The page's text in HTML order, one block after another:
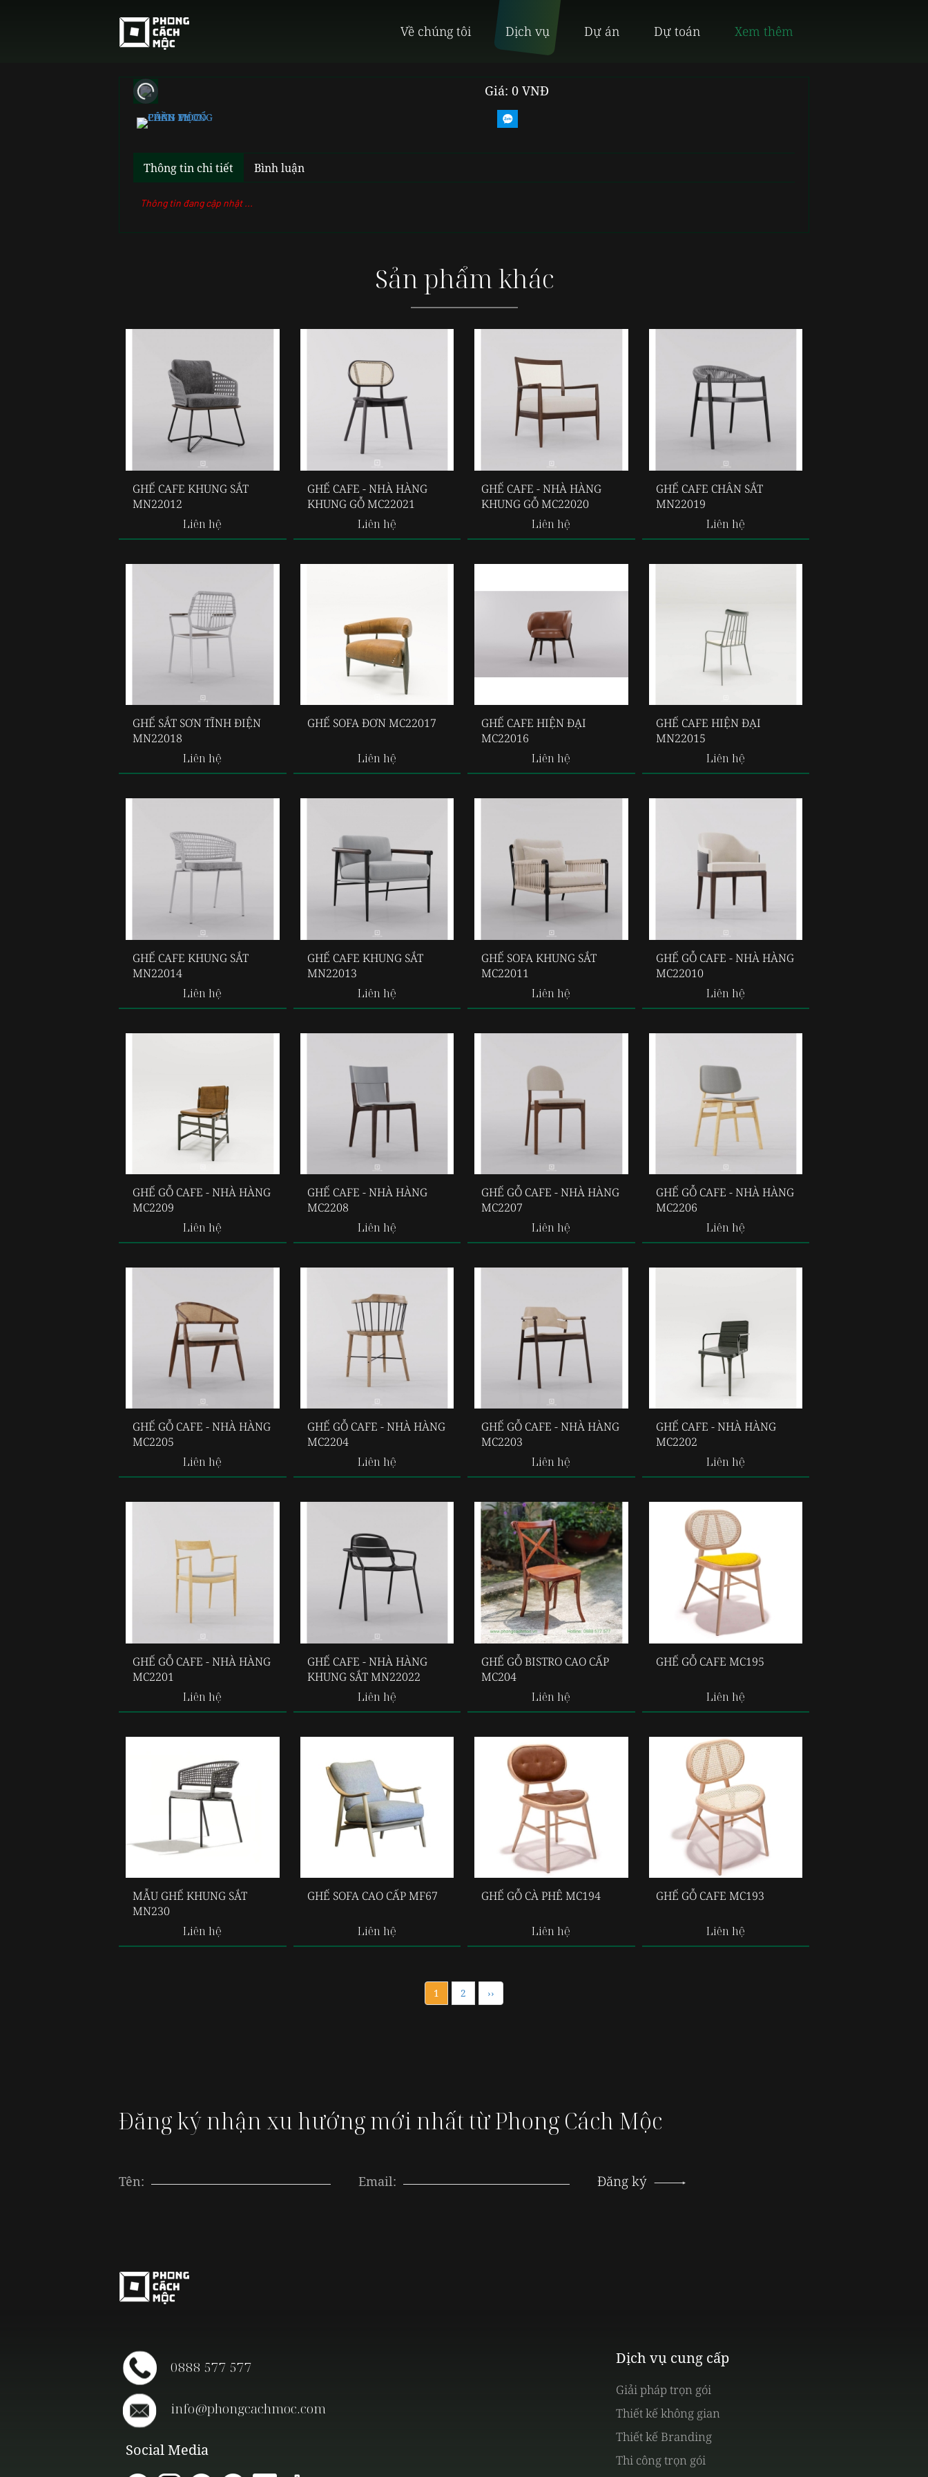
Về chúng tôi Dịch vụ Dự án Dự toán Xem thêm
Giá: 0 VNĐ
Thông tin chi tiết Bình luận
Thông tin đang cập nhật ...
Sản phẩm khác
GHẾ CAFE KHUNG SẮT
MN22012
Liên hệ
GHẾ CAFE - NHÀ HÀNG
KHUNG GỖ MC22021
Liên hệ
GHẾ CAFE - NHÀ HÀNG
KHUNG GỖ MC22020
Liên hệ
GHẾ CAFE CHÂN SẮT
MN22019
Liên hệ
GHẾ SẮT SƠN TĨNH ĐIỆN
MN22018
Liên hệ
GHẾ SOFA ĐƠN MC22017
Liên hệ
GHẾ CAFE HIỆN ĐẠI
MC22016
Liên hệ
GHẾ CAFE HIỆN ĐẠI
MN22015
Liên hệ
GHẾ CAFE KHUNG SẮT
MN22014
Liên hệ
GHẾ CAFE KHUNG SẮT
MN22013
Liên hệ
GHẾ SOFA KHUNG SẮT
MC22011
Liên hệ
GHẾ GỖ CAFE - NHÀ HÀNG
MC22010
Liên hệ
GHẾ GỖ CAFE - NHÀ HÀNG
MC2209
Liên hệ
GHẾ CAFE - NHÀ HÀNG
MC2208
Liên hệ
GHẾ GỖ CAFE - NHÀ HÀNG
MC2207
Liên hệ
GHẾ GỖ CAFE - NHÀ HÀNG
MC2206
Liên hệ
GHẾ GỖ CAFE - NHÀ HÀNG
MC2205
Liên hệ
GHẾ GỖ CAFE - NHÀ HÀNG
MC2204
Liên hệ
GHẾ GỖ CAFE - NHÀ HÀNG
MC2203
Liên hệ
GHẾ CAFE - NHÀ HÀNG
MC2202
Liên hệ
GHẾ GỖ CAFE - NHÀ HÀNG
MC2201
Liên hệ
GHẾ CAFE - NHÀ HÀNG
KHUNG SẮT MN22022
Liên hệ
GHẾ GỖ BISTRO CAO CẤP
MC204
Liên hệ
GHẾ GỖ CAFE MC195
Liên hệ
MẪU GHẾ KHUNG SẮT
MN230
Liên hệ
GHẾ SOFA CAO CẤP MF67
Liên hệ
GHẾ GỖ CÀ PHÊ MC194
Liên hệ
GHẾ GỖ CAFE MC193
Liên hệ
1 2 ››
Đăng ký nhận xu hướng mới nhất từ Phong Cách Mộc
Tên: Email: Đăng ký
0888 577 577
info@phongcachmoc.com
Social Media
Dịch vụ cung cấp
Giải pháp trọn gói
Thiết kế không gian
Thiết kế Branding
Thi công trọn gói